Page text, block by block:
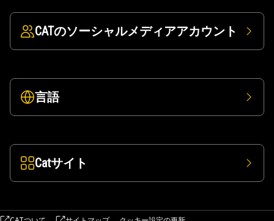
CATのソーシャルメディアアカウント
言語
Catサイト